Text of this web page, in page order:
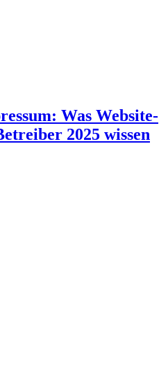
Was Website-
2025 wissen